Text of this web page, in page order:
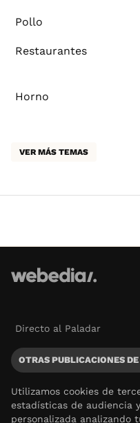
Pollo
Restaurantes
Horno
VER MÁS TEMAS
Directo al Paladar
OTRAS PUBLICACIONES
Utilizamos cookies de
estadísticas de audiencia
personalizada analizando